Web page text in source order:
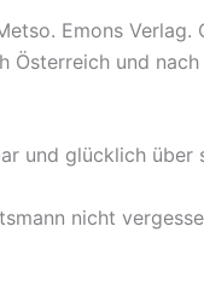
und
und glücklich
nicht